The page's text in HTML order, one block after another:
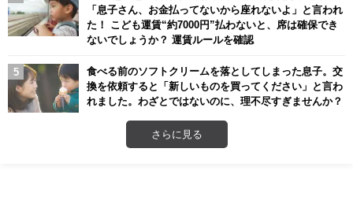
「息子さん、お金払ってないから座れないよ」と言われ
た！ こども運賃“約7000円”払わないと、席は確保でき
ないでしょうか？ 運賃ルールを確認
食べる前のソフトクリームを落としてしまった息子。交
換を依頼すると「新しいものを買ってください」と言わ
れました。わざとではないのに、理不尽すぎませんか？
さらに見る